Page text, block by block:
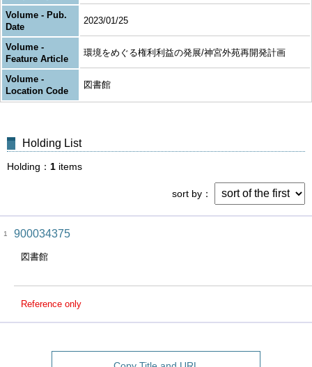
Volume - Pub.
Date
2023/01/25
Volume -
Feature Article
環境をめぐる権利利益の発展/神宮外苑再開発計画
Volume -
Location Code
図書館
Holding List
Holding 1 items
sort by
1 900034375
図書館
Reference only